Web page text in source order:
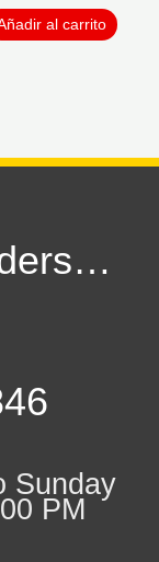
al carrito
Sunday
PM